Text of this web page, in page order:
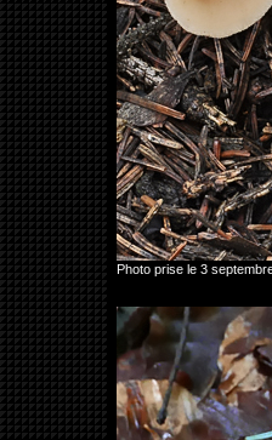
Photo prise le 3